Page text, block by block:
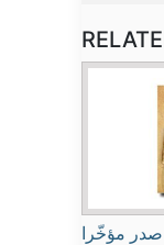
صدر مؤخّرا